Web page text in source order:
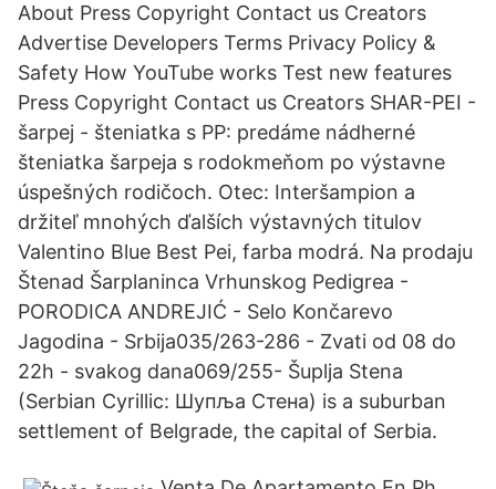
About Press Copyright Contact us Creators
Advertise Developers Terms Privacy Policy &
Safety How YouTube works Test new features
Press Copyright Contact us Creators SHAR-PEI -
šarpej - šteniatka s PP: predáme nádherné
šteniatka šarpeja s rodokmeňom po výstavne
úspešných rodičoch. Otec: Interšampion a
držiteľ mnohých ďalších výstavných titulov
Valentino Blue Best Pei, farba modrá. Na prodaju
Štenad Šarplaninca Vrhunskog Pedigrea -
PORODICA ANDREJIĆ - Selo Končarevo
Jagodina - Srbija035/263-286 - Zvati od 08 do
22h - svakog dana069/255- Šuplja Stena
(Serbian Cyrillic: Шупља Стена) is a suburban
settlement of Belgrade, the capital of Serbia.